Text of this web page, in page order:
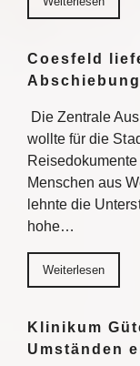
Coesfeld
Die Zentrale
wollte für die
Menschen aus
lehnte die
hohe…
Weiterlesen
Klinikum
Umständen